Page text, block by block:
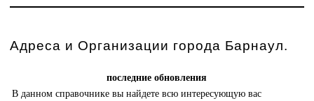
Адреса и Организации города Барнаул.
последние обновления
В данном справочнике вы найдете всю интересующую вас